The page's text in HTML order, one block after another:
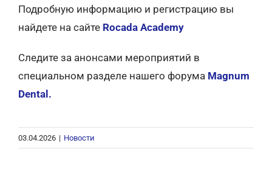
Подробную информацию и регистрацию вы
найдете на сайте Rocada Academy
Следите за анонсами мероприятий в
специальном разделе нашего форума Magnum
Dental.
03.04.2026 | Новости